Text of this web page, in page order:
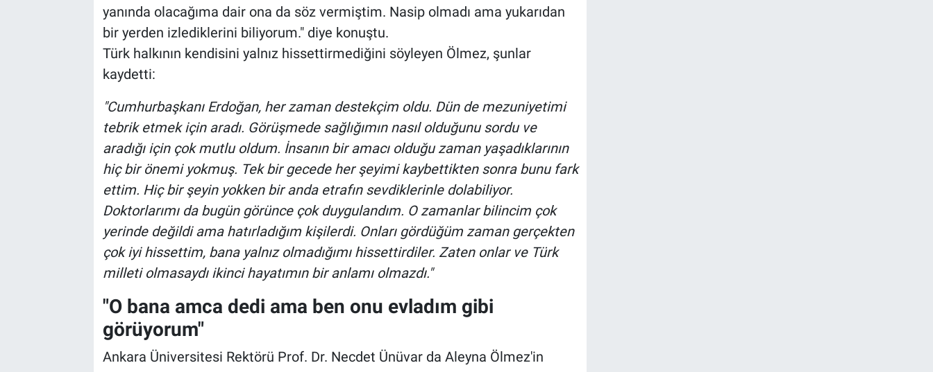
yanında olacağıma dair ona da söz vermiştim. Nasip olmadı ama yukarıdan
bir yerden izlediklerini biliyorum." diye konuştu.
Türk halkının kendisini yalnız hissettirmediğini söyleyen Ölmez, şunlar
kaydetti:
"Cumhurbaşkanı Erdoğan, her zaman destekçim oldu. Dün de mezuniyetimi
tebrik etmek için aradı. Görüşmede sağlığımın nasıl olduğunu sordu ve
aradığı için çok mutlu oldum. İnsanın bir amacı olduğu zaman yaşadıklarının
hiç bir önemi yokmuş. Tek bir gecede her şeyimi kaybettikten sonra bunu fark
ettim. Hiç bir şeyin yokken bir anda etrafın sevdiklerinle dolabiliyor.
Doktorlarımı da bugün görünce çok duygulandım. O zamanlar bilincim çok
yerinde değildi ama hatırladığım kişilerdi. Onları gördüğüm zaman gerçekten
çok iyi hissettim, bana yalnız olmadığımı hissettirdiler. Zaten onlar ve Türk
milleti olmasaydı ikinci hayatımın bir anlamı olmazdı."
"O bana amca dedi ama ben onu evladım gibi
görüyorum"
Ankara Üniversitesi Rektörü Prof. Dr. Necdet Ünüvar da Aleyna Ölmez'in